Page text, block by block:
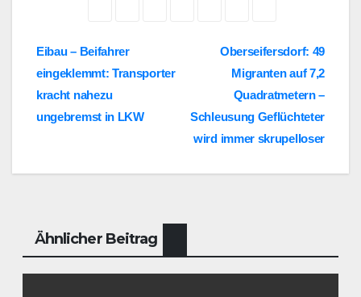
BeitragsnavigationOberseifersdorf: 49
Migranten auf 7,2
Quadratmetern –
Schleusung Geflüchteter
wird immer skrupelloser
Eibau – Beifahrer
eingeklemmt: Transporter
kracht nahezu
ungebremst in LKW
Ähnlicher Beitrag